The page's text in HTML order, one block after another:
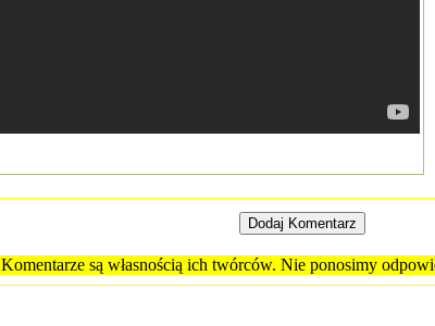
Komentarze są własnością ich twórców. Nie ponosimy